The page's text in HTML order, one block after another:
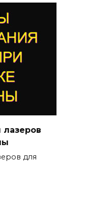
для